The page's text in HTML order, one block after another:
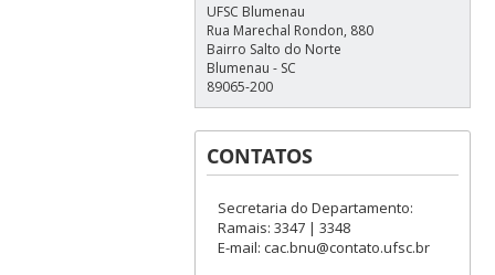
UFSC Blumenau
Rua Marechal Rondon, 880
Bairro Salto do Norte
Blumenau - SC
89065-200
CONTATOS
Secretaria do Departamento:
Ramais: 3347 | 3348
E-mail: cac.bnu@contato.ufsc.br